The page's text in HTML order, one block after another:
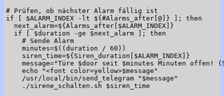
# Prüfen, ob nächster Alarm fällig ist
if [ $ALARM_INDEX -lt ${#Alarms_after[@]} ]; then
  next_alarm=${Alarms_after[$ALARM_INDEX]}
  if [ $duration -ge $next_alarm ]; then
    # Sende Alarm
    minutes=$((duration / 60))
    siren_time=${Siren_duration[$ALARM_INDEX]}
message="Türe $door seit $minutes Minuten offen!
    echo "<font color=yellow>$message"
    /usr/local/bin/send_telegram "$message"
    ./sirene_schalten.sh $siren_time